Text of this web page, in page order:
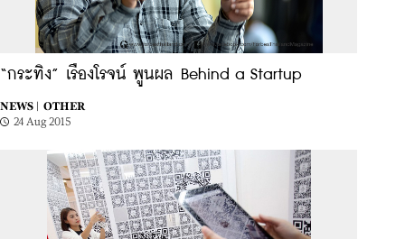
“กระทิง” เรืองโรจน์ พูนผล Behind a Startup
NEWS |
OTHER
24 Aug 2015